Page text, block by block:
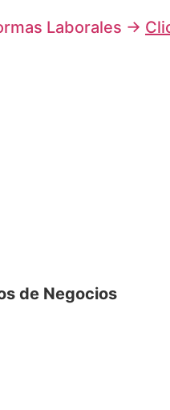
Laborales →
de Negocios